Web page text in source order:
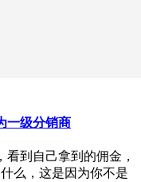
一级分销商
到自己拿到的佣金，
么，这是因为你不是